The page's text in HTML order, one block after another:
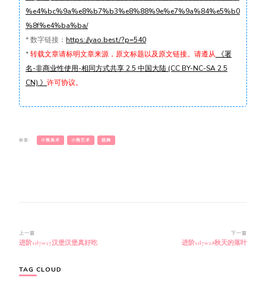
%e4%bc%9a%e8%b7%b3%e8%88%9e%e7%9a%84%e5%b0
%8f%e4%ba%ba/
*数字链接： https://yao.best/?p=540
*转载文章请标明文章来源，原文标题以及原文链接。请遵从 《署
名-非商业性使用-相同方式共享 2.5 中国大陆 (CC BY-NC-SA 2.5
CN) 》 许可协议。
标签: 小熊美术 小熊艺术 跳舞
博
文
航
上一篇
进阶s1l7w27汉堡汉堡真好吃
下一篇
进阶s1l7w28秋天的落叶
TAG CLOUD